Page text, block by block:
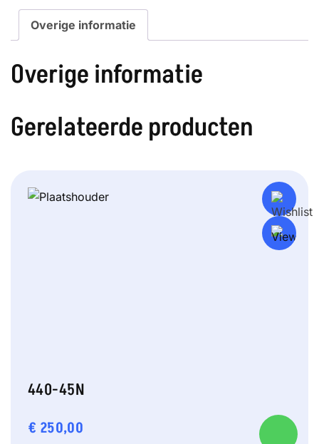
aantal
Overige informatie
Overige informatie
Gerelateerde producten
440-45N
€ 250,00